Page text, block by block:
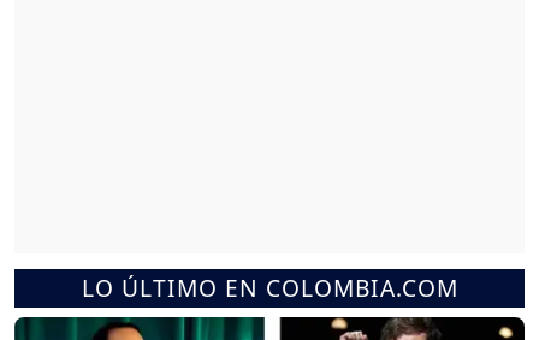
LO ÚLTIMO EN COLOMBIA.COM